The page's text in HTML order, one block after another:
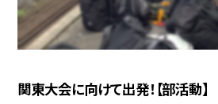
関東大会に向けて出発！【部活動】